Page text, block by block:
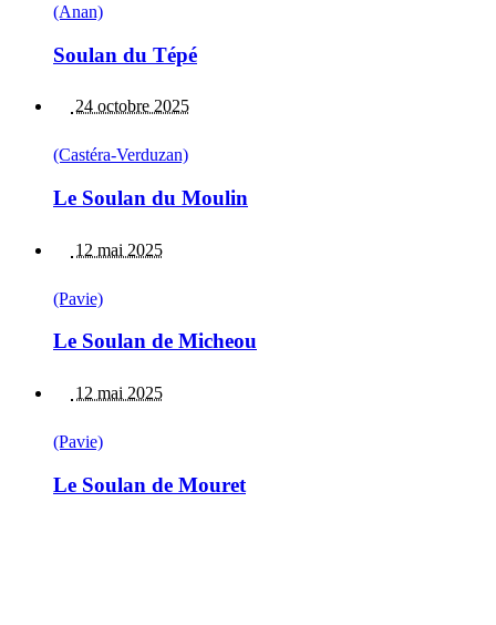
(Anan)
Soulan du Tépé
24 octobre 2025
(Castéra-Verduzan)
Le Soulan du Moulin
12 mai 2025
(Pavie)
Le Soulan de Micheou
12 mai 2025
(Pavie)
Le Soulan de Mouret